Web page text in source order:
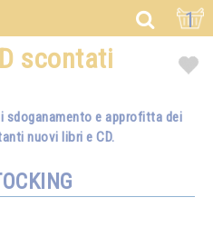
1
scontati
sdoganamento e approfitta dei
nuovi libri e CD.